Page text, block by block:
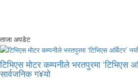
ताजा अपडेट
टिभिएस मोटर कम्पनीले भरतपुरमा ‘टिभिएस
सार्वजनिक ग¥यो